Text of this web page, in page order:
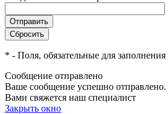
* - Поля, обязательные для заполнения
Сообщение отправлено
Ваше сообщение успешно
Вами свяжется наш специалист
Закрыть окно